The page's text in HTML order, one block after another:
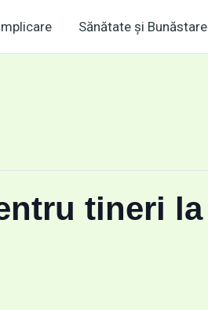
Sănătate și Bunăstare
tineri la